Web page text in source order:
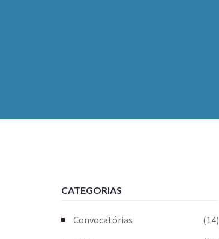
CATEGORIAS
Convocatórias
(14)